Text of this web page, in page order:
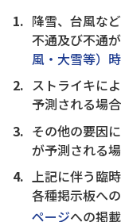
降雪、台風な
不通及び不通
風・大雪等）
ストライキに
予測される場合
その他の要因
が予測される
上記に伴う臨
各種掲示板へ
ページへの掲